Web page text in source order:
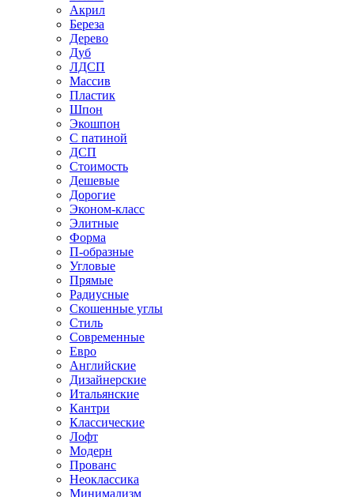
Акрил
Береза
Дерево
Дуб
ЛДСП
Массив
Пластик
Шпон
Экошпон
С патиной
ДСП
Стоимость
Дешевые
Дорогие
Эконом-класс
Элитные
Форма
П-образные
Угловые
Прямые
Радиусные
Скошенные углы
Стиль
Современные
Евро
Английские
Дизайнерские
Итальянские
Кантри
Классические
Лофт
Модерн
Прованс
Неоклассика
Минимализм